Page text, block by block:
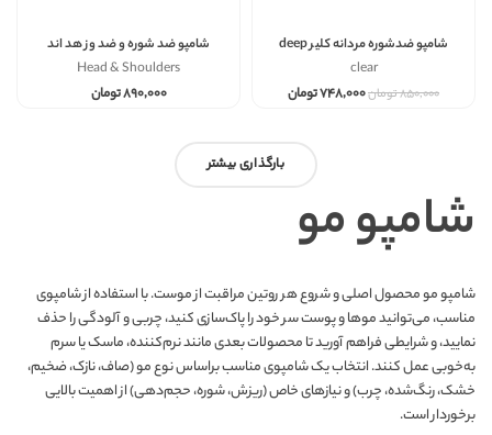
شامپو ضدشوره مردانه کلیر deep
cleanse حجم ۴۰۰clear
۸۵۰,۰۰۰تومان۷۴۸,۰۰۰تومان
شامپو ضد شوره و ضد وز هد اند
Head & Shoulders
۸۹۰,۰۰۰تومان
بارگذاری بیشتر
شامپو مو
شامپو مو محصول اصلی و شروع هر روتین مراقبت از موست. با استفاده از شامپوی
مناسب، می‌توانید موها و پوست سر خود را پاک‌سازی کنید، چربی و آلودگی را حذف
نمایید، و شرایطی فراهم آورید تا محصولات بعدی مانند نرم‌کننده، ماسک یا سرم
به‌خوبی عمل کنند. انتخاب یک شامپوی مناسب براساس نوع مو (صاف، نازک، ضخیم،
خشک، رنگ‌شده، چرب) و نیازهای خاص (ریزش، شوره، حجم‌دهی) از اهمیت بالایی
برخوردار است.